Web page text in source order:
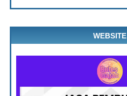
WEBSITE